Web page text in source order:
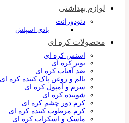
لوازم بهداشتی
دئودورانت
بادی اسپلش
محصولات کره ای
اسنس کره ای
تونر کره ای
ضد آفتاب کره ای
بالم و روغن پاک کننده کره ای
سرم و آمپول کره ای
شوینده کره ای
کرم دور چشم کره ای
کرم مرطوب کننده کره ای
ماسک و اسکراب کره ای